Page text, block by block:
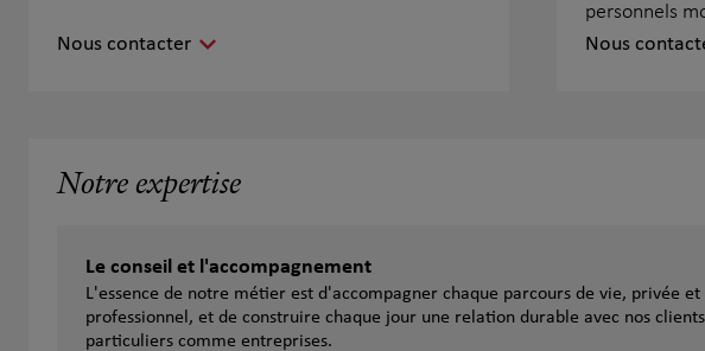
Nous contacter
personnels
Nous
Notre expertise
Le conseil et l'accompagnement
L'essence de notre métier est d'accompagner chaque parcours de vie, privée et
professionnel, et de construire chaque jour une relation durable avec nos
particuliers comme entreprises.